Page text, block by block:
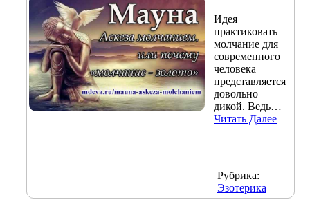
Идея
практиковать
молчание для
современного
человека
представляется
довольно
дикой. Ведь…
Читать Далее
Рубрика:
Эзотерика